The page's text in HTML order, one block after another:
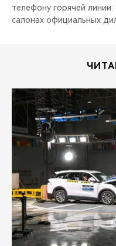
телефону горячей
салонах официальных